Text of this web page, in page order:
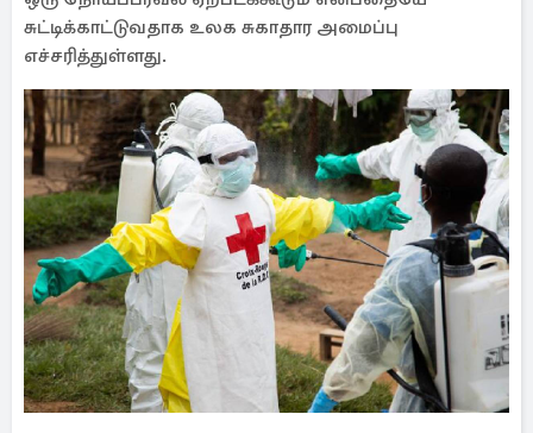
சுட்டிக்காட்டுவதாக உலக சுகாதார அமைப்பு
எச்சரித்துள்ளது.